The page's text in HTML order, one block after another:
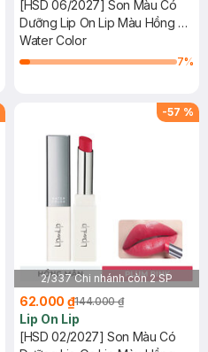
[HSD 06/2027] Son Màu Có
Dưỡng Lip On Lip Màu Hồng Đỏ
Red Pink 2.2g
Water Color
7%
-57 %
2/337 Chi nhánh còn 2 SP
62.000 ₫144.000 ₫
Lip On Lip
[HSD 02/2027] Son Màu Có